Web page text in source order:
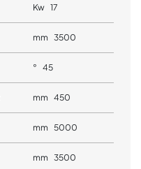
Kw 17
mm 3500
° 45
mm 450
mm 5000
mm 3500